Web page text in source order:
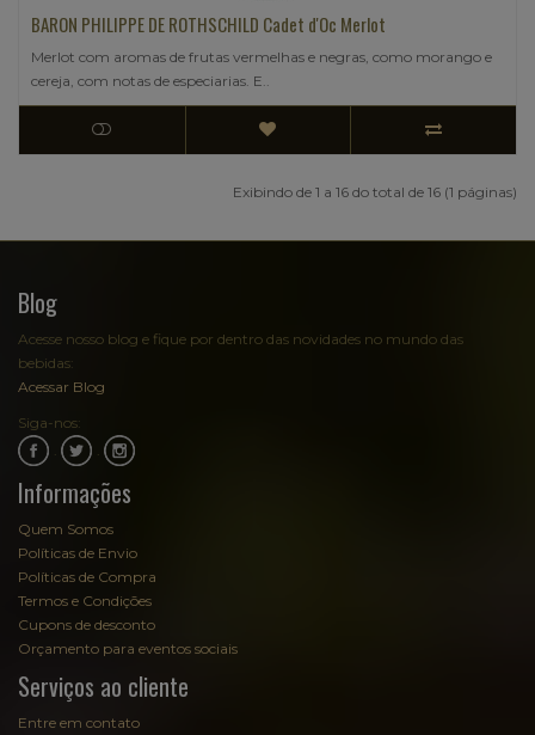
BARON PHILIPPE DE ROTHSCHILD Cadet d'Oc Merlot
Merlot com aromas de frutas vermelhas e negras, como morango e
cereja, com notas de especiarias. E..
Exibindo de 1 a 16 do total de 16 (1 páginas)
Blog
Acesse nosso blog e fique por dentro das novidades no mundo das
bebidas:
Acessar Blog
Siga-nos:
Informações
Quem Somos
Políticas de Envio
Políticas de Compra
Termos e Condições
Cupons de desconto
Orçamento para eventos sociais
Serviços ao cliente
Entre em contato